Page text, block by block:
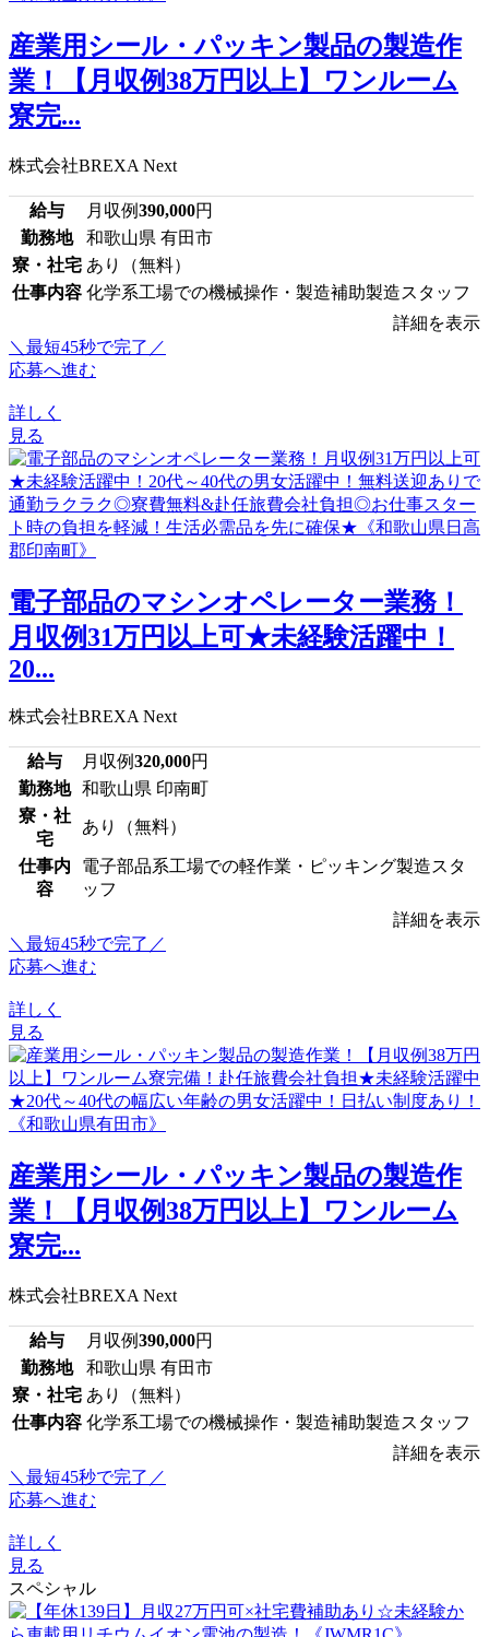
産業用シール・パッキン製品の製造作
業！【月収例38万円以上】ワンルーム
寮完...
株式会社BREXA Next
給与 月収例390,000円
勤務地
和歌山県 有田市
寮・社宅 あり（無料）
仕事内容 化学系工場での機械操作・製造補助製造スタッフ
詳細を表示
＼最短45秒で完了／
応募へ進む
詳しく
見る
電子部品のマシンオペレーター業務！
月収例31万円以上可★未経験活躍中！
20...
株式会社BREXA Next
給与 月収例320,000円
勤務地 和歌山県 印南町
寮・社
宅
あり（無料）
仕事内
容
電子部品系工場での軽作業・ピッキング製造スタ
ッフ
詳細を表示
＼最短45秒で完了／
応募へ進む
詳しく
見る
産業用シール・パッキン製品の製造作
業！【月収例38万円以上】ワンルーム
寮完...
株式会社BREXA Next
給与 月収例390,000円
勤務地
和歌山県 有田市
寮・社宅 あり（無料）
仕事内容 化学系工場での機械操作・製造補助製造スタッフ
詳細を表示
＼最短45秒で完了／
応募へ進む
詳しく
見る
スペシャル